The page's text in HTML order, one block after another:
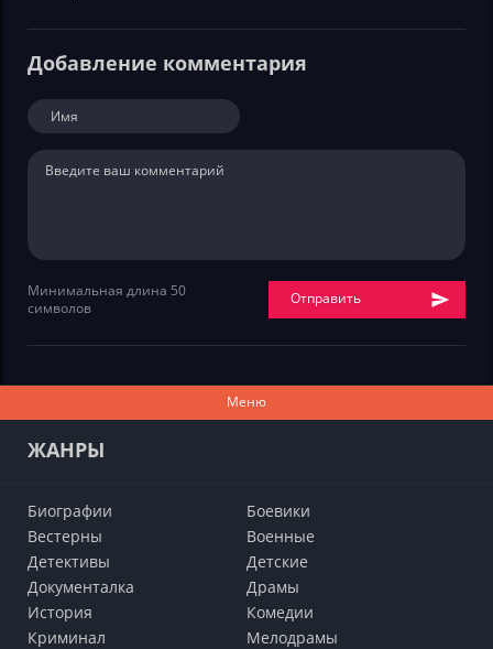
Добавление комментария
Минимальная длина 50
символов
Отправить
Меню
ЖАНРЫ
Биографии
Боевики
Вестерны
Военные
Детективы
Детские
Документалка
Драмы
История
Комедии
Криминал
Мелодрамы